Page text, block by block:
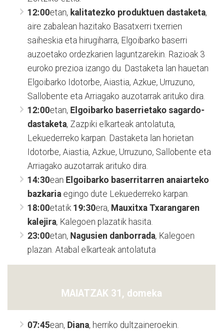
12:00etan, kalitatezko produktuen dastaketa,
aire zabalean hazitako Basatxerri txerrien
saiheskia eta hirugiharra, Elgoibarko baserri
auzoetako ordezkarien laguntzarekin. Razioak 3
euroko prezioa izango du. Dastaketa lan hauetan
Elgoibarko Idotorbe, Aiastia, Azkue, Urruzuno,
Sallobente eta Arriagako auzotarrak arituko dira.
12:00etan, Elgoibarko baserrietako sagardo-
dastaketa, Zazpiki elkarteak antolatuta,
Lekuederreko karpan. Dastaketa lan horietan
Idotorbe, Aiastia, Azkue, Urruzuno, Sallobente eta
Arriagako auzotarrak arituko dira.
14:30ean Elgoibarko baserritarren anaiarteko
bazkaria egingo dute Lekuederreko karpan.
18:00etatik 19:30era, Mauxitxa Txarangaren
kalejira, Kalegoen plazatik hasita.
23:00etan, Nagusien danborrada, Kalegoen
plazan. Atabal elkarteak antolatuta
MAIATZAK 31, domeka
07:45ean, Diana, herriko dultzaineroekin.